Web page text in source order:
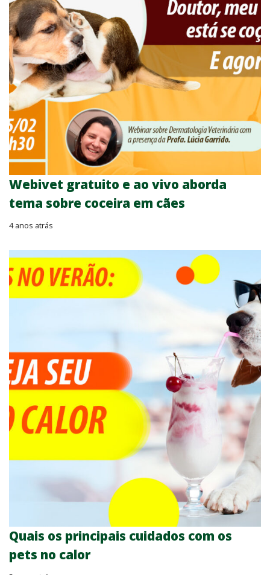
Webivet gratuito e ao vivo aborda
tema sobre coceira em cães
4 anos atrás
Quais os principais cuidados com os
pets no calor